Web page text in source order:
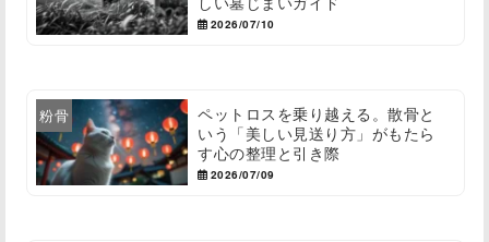
2026/07/10
粉骨
ペットロスを乗り越える。散骨と
いう「美しい見送り方」がもたら
す心の整理と引き際
2026/07/09